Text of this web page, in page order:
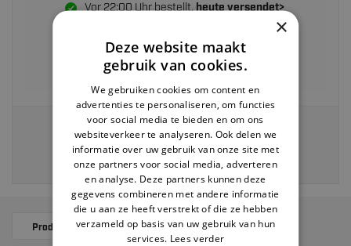
Vor 22:00 Uhr bestellt,heute versendet>
Kostenloser Versand ab 40 EUR
Zahlung auf Rechnung möglich
Veilig en eenvoudig betalen via:
Produktbeschreibung Ergänzende Produkte
×
Deze website maakt
gebruik van cookies.
We gebruiken cookies om content en
advertenties te personaliseren, om functies
voor social media te bieden en om ons
websiteverkeer te analyseren. Ook delen we
informatie over uw gebruik van onze site met
onze partners voor social media, adverteren
en analyse. Deze partners kunnen deze
gegevens combineren met andere informatie
die u aan ze heeft verstrekt of die ze hebben
verzameld op basis van uw gebruik van hun
services. Lees verder